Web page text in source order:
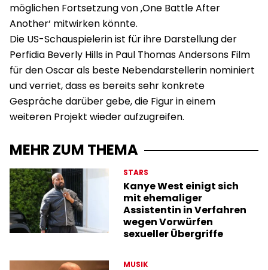
möglichen Fortsetzung von ‚One Battle After
Another‘ mitwirken könnte.
Die US-Schauspielerin ist für ihre Darstellung der
Perfidia Beverly Hills in Paul Thomas Andersons Film
für den Oscar als beste Nebendarstellerin nominiert
und verriet, dass es bereits sehr konkrete
Gespräche darüber gebe, die Figur in einem
weiteren Projekt wieder aufzugreifen.
MEHR ZUM THEMA
STARS
Kanye West einigt sich
mit ehemaliger
Assistentin in Verfahren
wegen Vorwürfen
sexueller Übergriffe
MUSIK